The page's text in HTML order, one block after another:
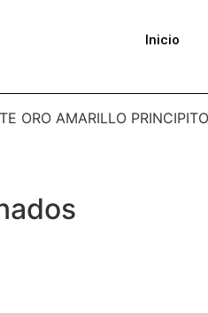
Inicio
ORO AMARILLO